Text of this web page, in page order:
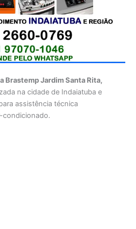
Brastemp Jardim Santa Rita,
na cidade de Indaiatuba e
assistência técnica
condicionado.